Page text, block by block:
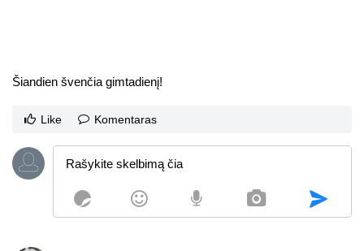
Šiandien švenčia gimtadienį!
Like Komentaras